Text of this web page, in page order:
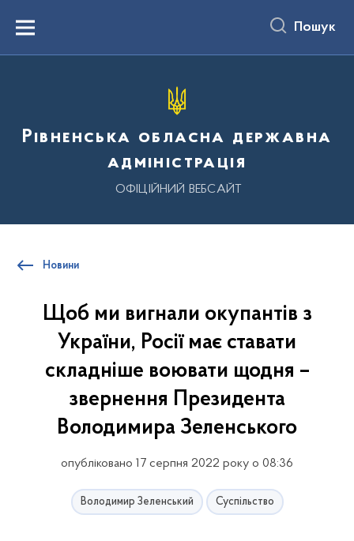
вмістуMenu Пошук
Рівненська обласна державна
адміністрація
ОФІЦІЙНИЙ ВЕБСАЙТ
Новини
Щоб ми вигнали окупантів з
України, Росії має ставати
складніше воювати щодня –
звернення Президента
Володимира Зеленського
опубліковано 17 серпня 2022 року о 08:36
Володимир Зеленський Суспільство